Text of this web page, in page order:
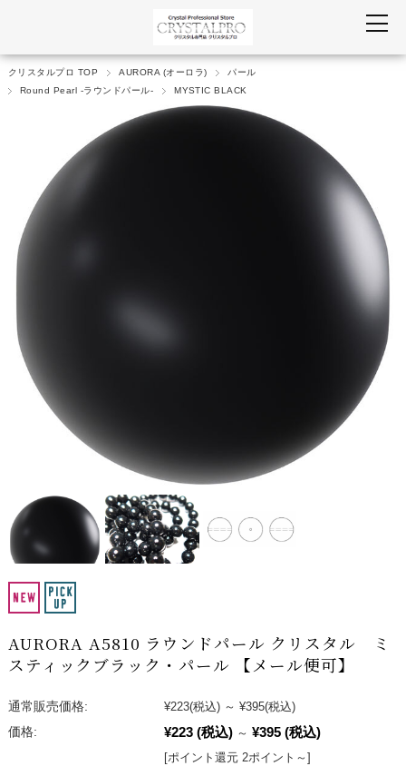
クリスタルプロ TOP AURORA (オーロラ)
パール
Round Pearl -ラウンドパール-
MYSTIC BLACK
AURORA A5810 ラウンドパール クリスタル ミ
スティックブラック・パール 【メール便可】
通常販売価格: ¥223(税込) ～ ¥395(税込)
価格:
¥223 (税込) ～ ¥395 (税込)
[ポイント還元 2ポイント～]